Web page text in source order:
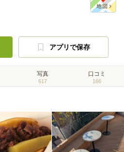
アプリで保存
写真
617
口コミ
166